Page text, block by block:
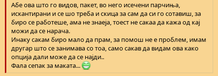
Абе ова што го видов, пакет, во него исечени парчиња,
искантирани и се шо треба и скица за сам да си го сотавиш, за
биро се работеше, ама не знаеја, тоест не сакаа да кажа од кај
можи да се нарача.
Инаку сакам биро мало да прам, за помош не е проблем, имам
другар што се занимава со тоа, само сакав да видам ова како
опција дали може да се најди..
Фала сепак за маката...